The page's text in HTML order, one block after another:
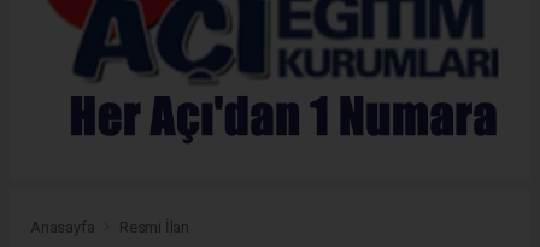
Anasayfa Resmi İlan